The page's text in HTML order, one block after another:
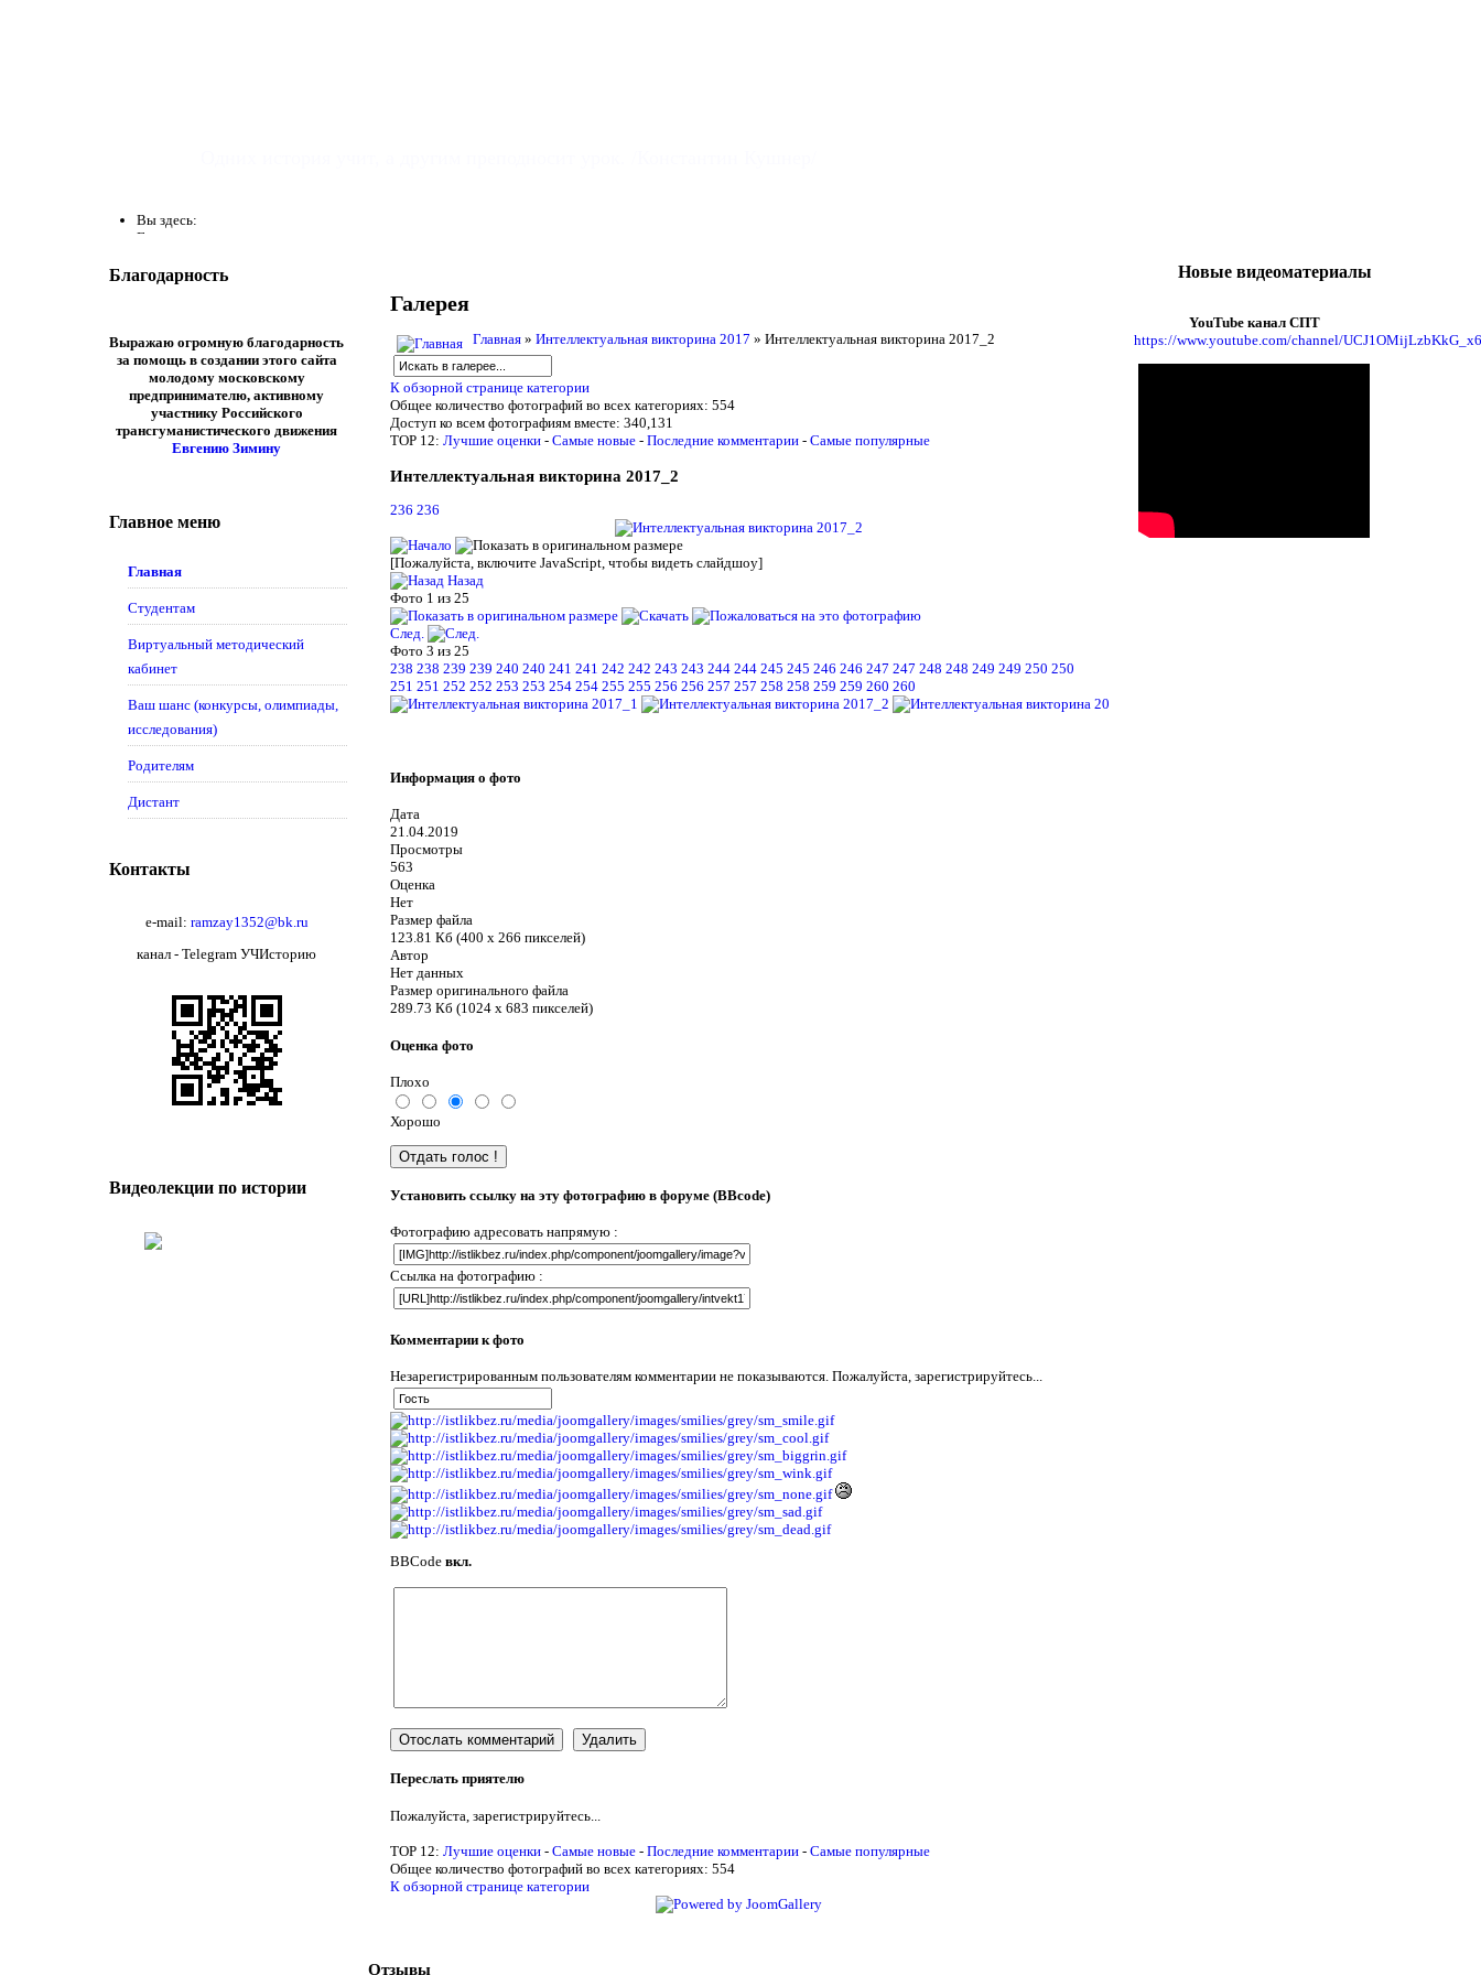
Вы здесь:
Главная
Благодарность
Выражаю огромную благодарность
за помощь в создании этого сайта
молодому московскому
предпринимателю, активному
участнику Российского
трансгуманистического движения
Евгению Зимину
Главное меню
Главная
Студентам
Виртуальный методический
кабинет
Ваш шанс (конкурсы, олимпиады,
исследования)
Родителям
Дистант
Контакты
e-mail: ramzay1352@bk.ru
канал - Telegram УЧИсторию
Видеолекции по истории
Галерея
Главная »Интеллектуальная викторина 2017 » Интеллектуальная викторина 2017_2
К обзорной странице категории
Общее количество фотографий во всех категориях: 554
Доступ ко всем фотографиям вместе: 340,131
TOP 12:Лучшие оценки -Самые новые -Последние комментарии -Самые популярные
Интеллектуальная викторина 2017_2
236 236
[Пожалуйста, включите JavaScript, чтобы видеть слайдшоу]
Назад
Фото 1 из 25
След.
Фото 3 из 25
238 238 239 239 240 240 241 241 242 242 243 243 244 244 245 245 246 246 247 247 248 248 249 249 250 250
251 251 252 252 253 253 254 254 255 255 256 256 257 257 258 258 259 259 260 260
Информация о фото
Дата
21.04.2019
Просмотры
563
Оценка
Нет
Размер файла
123.81 Кб (400 x 266 пикселей)
Автор
Нет данных
Размер оригинального файла
289.73 Кб (1024 x 683 пикселей)
Оценка фото
Плохо
Хорошо
Установить ссылку на эту фотографию в форуме (BBcode)
Фотографию адресовать напрямую :
Ссылка на фотографию :
Комментарии к фото
Незарегистрированным пользователям комментарии не показываются. Пожалуйста, зарегистрируйтесь...
BBCodeвкл.
Переслать приятелю
Пожалуйста, зарегистрируйтесь...
TOP 12:Лучшие оценки -Самые новые -Последние комментарии -Самые популярные
Общее количество фотографий во всех категориях: 554
К обзорной странице категории
Отзывы
Новые видеоматериалы
YouTube канал СПТ
https://www.youtube.com/channel/